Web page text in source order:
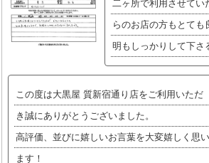
二ヶ所で利用させてい
らのお店の方もとても
明もしっかりして下さ
この度は大黒屋 質新宿通り店をご利用いただ
き誠にありがとうございました。
高評価、並びに嬉しいお言葉を大変嬉しく思い
ます！